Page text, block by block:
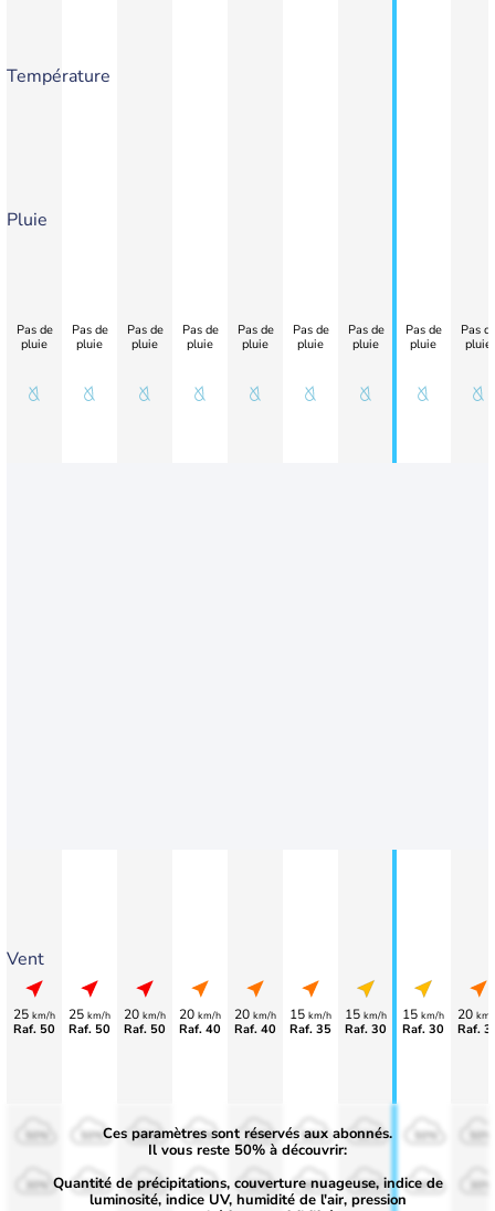
Température
Pluie
Vent
Pas de
pluie
25 km/h
Raf. 50
Pas de
pluie
25 km/h
Raf. 50
Pas de
pluie
20 km/h
Raf. 50
Pas de
pluie
20 km/h
Raf. 40
Pas de
pluie
20 km/h
Raf. 40
Pas de
pluie
15 km/h
Raf. 35
Pas de
pluie
15 km/h
Raf. 30
Pas de
pluie
15 km/h
Raf. 30
Pas
pluie
20
Raf.
50%
30%
50%
30%
50%
30%
50%
30%
50%
30%
50%
30%
50%
30%
Ces paramètres sont réservés aux abonnés.
Il vous reste 50% à découvrir:
Quantité de précipitations, couverture nuageuse, indice de
luminosité, indice UV, humidité de l'air, pression